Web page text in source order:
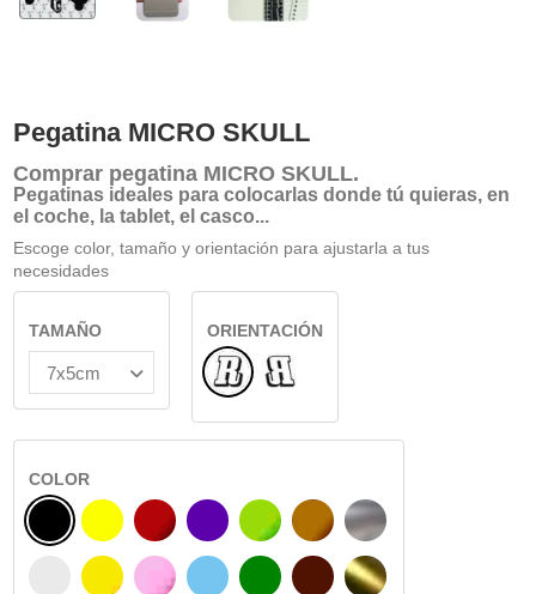
Pegatina MICRO SKULL
Comprar pegatina MICRO SKULL.
Pegatinas ideales para colocarlas donde tú quieras, en
el coche, la tablet, el casco...
Escoge color, tamaño y orientación para ajustarla a tus
necesidades
TAMAÑO
ORIENTACIÓN
NormalReflejado
COLOR
NEGRO
BLANCO
AMARILLO
AMARILLO SENAL
BURDEOS
ROSA
MORADO
AZUL CIELO
VERDE CLARO
VERDE
AVELLANA
CHOCOLATE
PLATA
ORO